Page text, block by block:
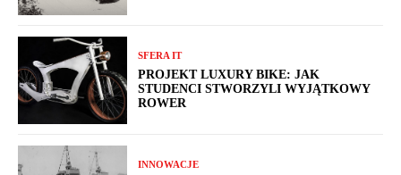
SFERA IT
PROJEKT LUXURY BIKE: JAK
STUDENCI STWORZYLI WYJĄTKOWY
ROWER
INNOWACJE